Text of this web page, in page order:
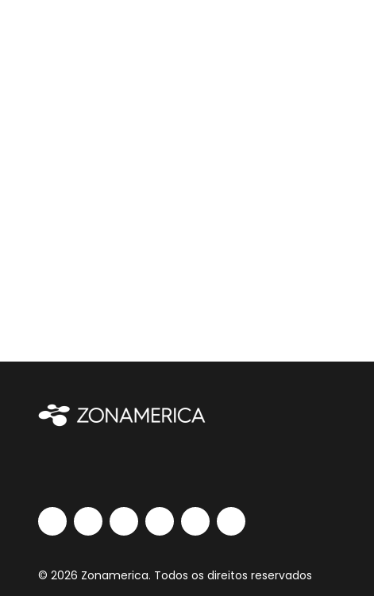
© 2026 Zonamerica. Todos os direitos reservados